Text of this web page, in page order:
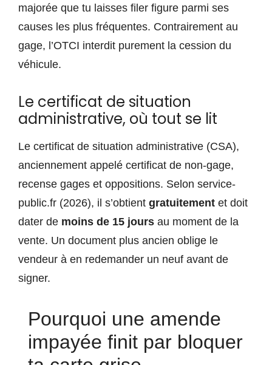
majorée que tu laisses filer figure parmi ses
causes les plus fréquentes. Contrairement au
gage, l’OTCI interdit purement la cession du
véhicule.
Le certificat de situation
administrative, où tout se lit
Le certificat de situation administrative (CSA),
anciennement appelé certificat de non-gage,
recense gages et oppositions. Selon service-
public.fr (2026), il s’obtient gratuitement et doit
dater de moins de 15 jours au moment de la
vente. Un document plus ancien oblige le
vendeur à en redemander un neuf avant de
signer.
Pourquoi une amende
impayée finit par bloquer